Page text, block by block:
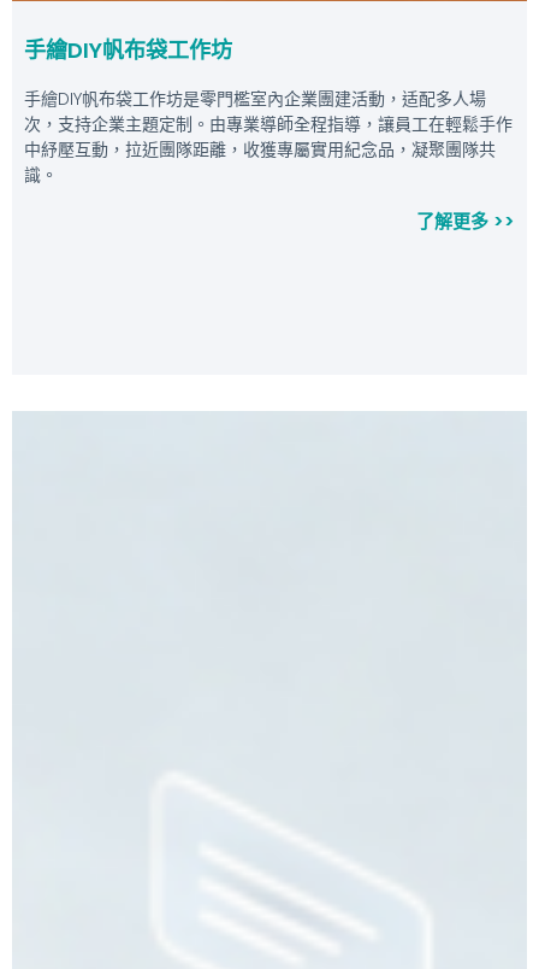
手繪DIY帆布袋工作坊
手繪DIY帆布袋工作坊是零門檻室內企業團建活動，适配多人場
次，支持企業主題定制。由專業導師全程指導，讓員工在輕鬆手作
中紓壓互動，拉近團隊距離，收獲專屬實用紀念品，凝聚團隊共
識。
了解更多 >>